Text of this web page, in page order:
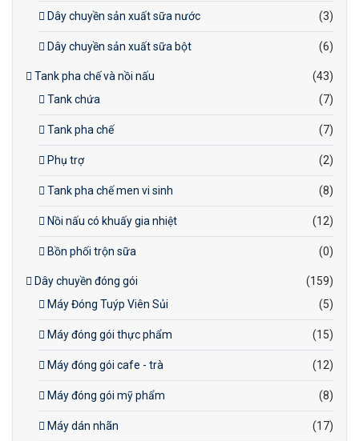
Dây chuyền sản xuất sữa nước (3)
Dây chuyền sản xuất sữa bột (6)
Tank pha chế và nồi nấu
(43)
Tank chứa
(7)
Tank pha chế (7)
Phụ trợ (2)
Tank pha chế men vi sinh (8)
Nồi nấu có khuấy gia nhiệt (12)
Bồn phối trộn sữa (0)
Dây chuyền đóng gói
(159)
Máy Đóng Tuýp Viên Sủi
(5)
Máy đóng gói thực phẩm (15)
Máy đóng gói cafe - trà (12)
Máy đóng gói mỹ phẩm (8)
Máy dán nhãn (17)